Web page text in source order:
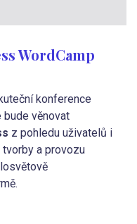
WordCamp
konference
bude věnovat
z pohledu uživatelů i
a provozu